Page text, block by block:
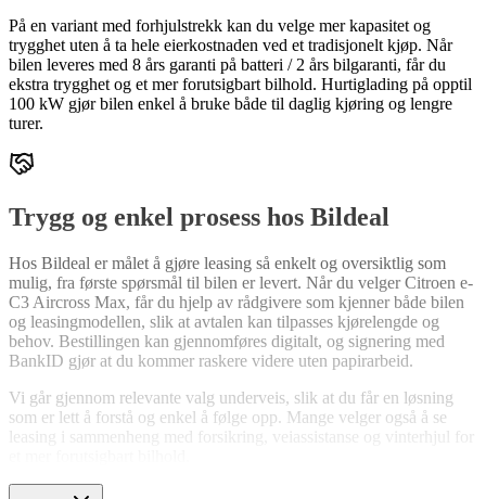
På en variant med forhjulstrekk kan du velge mer kapasitet og
trygghet uten å ta hele eierkostnaden ved et tradisjonelt kjøp. Når
bilen leveres med 8 års garanti på batteri / 2 års bilgaranti, får du
ekstra trygghet og et mer forutsigbart bilhold. Hurtiglading på opptil
100 kW gjør bilen enkel å bruke både til daglig kjøring og lengre
turer.
Trygg og enkel prosess hos Bildeal
Hos Bildeal er målet å gjøre leasing så enkelt og oversiktlig som
mulig, fra første spørsmål til bilen er levert. Når du velger Citroen e-
C3 Aircross Max, får du hjelp av rådgivere som kjenner både bilen
og leasingmodellen, slik at avtalen kan tilpasses kjørelengde og
behov. Bestillingen kan gjennomføres digitalt, og signering med
BankID gjør at du kommer raskere videre uten papirarbeid.
Vi går gjennom relevante valg underveis, slik at du får en løsning
som er lett å forstå og enkel å følge opp. Mange velger også å se
leasing i sammenheng med forsikring, veiassistanse og vinterhjul for